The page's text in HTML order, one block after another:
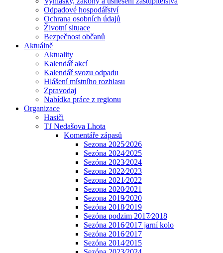
Odpadové hospodářství
Ochrana osobních údajů
Životní situace
Bezpečnost občanů
Aktuálně
Aktuality
Kalendář akcí
Kalendář svozu odpadu
Hlášení místního rozhlasu
Zpravodaj
Nabídka práce z regionu
Organizace
Hasiči
TJ Nedašova Lhota
Komentáře zápasů
Sezona 2025⁄2026
Sezóna 2024⁄2025
Sezóna 2023⁄2024
Sezona 2022⁄2023
Sezona 2021⁄2022
Sezona 2020⁄2021
Sezona 2019⁄2020
Sezóna 2018⁄2019
Sezóna podzim 2017⁄2018
Sezóna 2016⁄2017 jarní kolo
Sezóna 2016⁄2017
Sezóna 2014⁄2015